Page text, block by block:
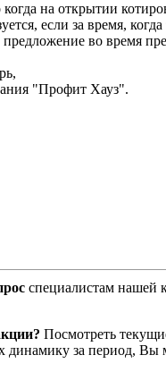
когда на открытии
если за время,
во время
"Профит Хауз".
специалистам нашей
Посмотреть
динамику за период, Вы